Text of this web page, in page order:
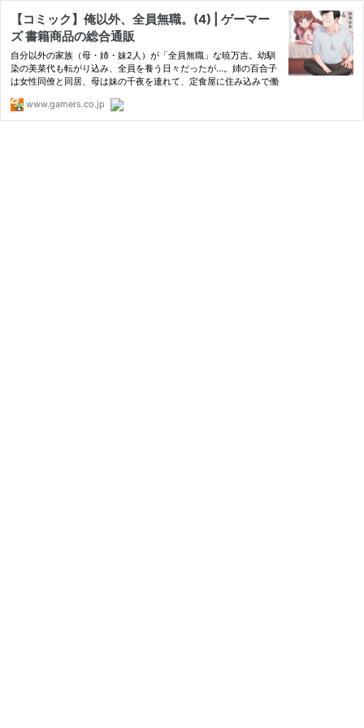
【コミック】俺以外、全員無職。(4) | ゲーマー
ズ 書籍商品の総合通販
自分以外の家族（母・姉・妹2人）が「全員無職」な暁万吉。幼馴
染の美菜代も転がり込み、全員を養う日々だったが…。姉の百合子
は女性同僚と同居、母は妹の千夜を連れて、定食屋に住み込みで働
www.gamers.co.jp